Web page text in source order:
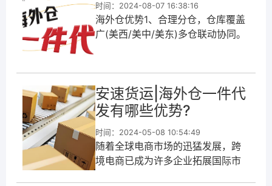
时间：2024-08-07 16:38:16
海外仓优势1、合理分仓，仓库覆盖
广(美西/美中/美东)多仓联动协同。
货，更能节省成本。且70磅内货物
安速货运|海外仓一件代
发有哪些优势?
时间：2024-05-08 10:54:49
随着全球电商市场的迅猛发展，跨
境电商已成为许多企业拓展国际市